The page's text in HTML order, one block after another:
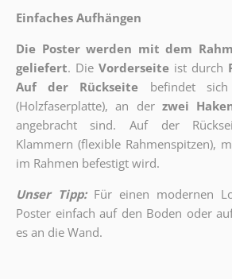
Einfaches Aufhängen
Die Poster werden mit dem
geliefert. Die Vorderseite ist durch
Auf der Rückseite
befindet
(Holzfaserplatte), an der zwei
angebracht sind.
Auf der
Klammern (flexible Rahmenspitzen),
im Rahmen befestigt wird.
Unser Tipp: Für einen modernen
Poster einfach auf den Boden oder
es an die Wand.